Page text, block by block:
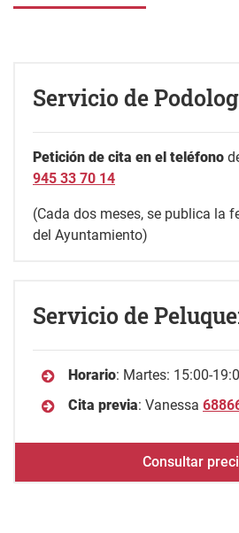
Servicio de
Petición de cita en el teléfono
945 33 70 14
(Cada dos meses, se publica la
del Ayuntamiento)
Servicio de
Horario: Martes: 15:00-
Cita previa: Vanessa
Consultar